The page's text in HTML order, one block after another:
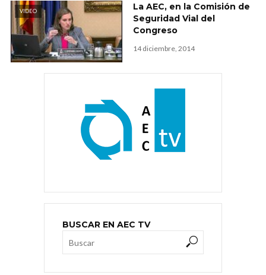
VIDEO
La AEC, en la Comisión de
Seguridad Vial del
Congreso
14 diciembre, 2014
BUSCAR EN AEC TV